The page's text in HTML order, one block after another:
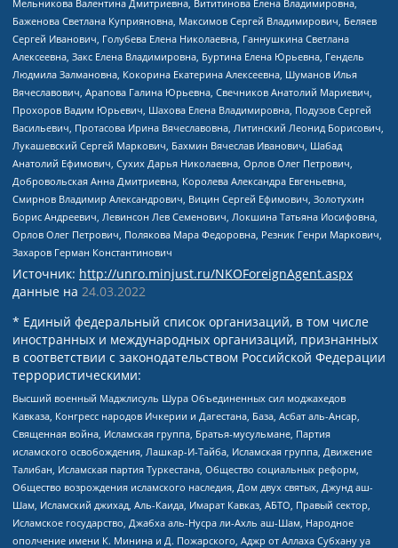
Мельникова Валентина Дмитриевна, Вититинова Елена Владимировна,
Баженова Светлана Куприяновна, Максимов Сергей Владимирович, Беляев
Сергей Иванович, Голубева Елена Николаевна, Ганнушкина Светлана
Алексеевна, Закс Елена Владимировна, Буртина Елена Юрьевна, Гендель
Людмила Залмановна, Кокорина Екатерина Алексеевна, Шуманов Илья
Вячеславович, Арапова Галина Юрьевна, Свечников Анатолий Мариевич,
Прохоров Вадим Юрьевич, Шахова Елена Владимировна, Подузов Сергей
Васильевич, Протасова Ирина Вячеславовна, Литинский Леонид Борисович,
Лукашевский Сергей Маркович, Бахмин Вячеслав Иванович, Шабад
Анатолий Ефимович, Сухих Дарья Николаевна, Орлов Олег Петрович,
Добровольская Анна Дмитриевна, Королева Александра Евгеньевна,
Смирнов Владимир Александрович, Вицин Сергей Ефимович, Золотухин
Борис Андреевич, Левинсон Лев Семенович, Локшина Татьяна Иосифовна,
Орлов Олег Петрович, Полякова Мара Федоровна, Резник Генри Маркович,
Захаров Герман Константинович
Источник: http://unro.minjust.ru/NKOForeignAgent.aspx
данные на 24.03.2022
* Единый федеральный список организаций, в том числе
иностранных и международных организаций, признанных
в соответствии с законодательством Российской Федерации
террористическими:
Высший военный Маджлисуль Шура Объединенных сил моджахедов
Кавказа, Конгресс народов Ичкерии и Дагестана, База, Асбат аль-Ансар,
Священная война, Исламская группа, Братья-мусульмане, Партия
исламского освобождения, Лашкар-И-Тайба, Исламская группа, Движение
Талибан, Исламская партия Туркестана, Общество социальных реформ,
Общество возрождения исламского наследия, Дом двух святых, Джунд аш-
Шам, Исламский джихад, Аль-Каида, Имарат Кавказ, АБТО, Правый сектор,
Исламское государство, Джабха аль-Нусра ли-Ахль аш-Шам, Народное
ополчение имени К. Минина и Д. Пожарского, Аджр от Аллаха Субхану уа